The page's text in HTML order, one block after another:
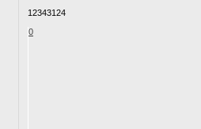
12343124
0